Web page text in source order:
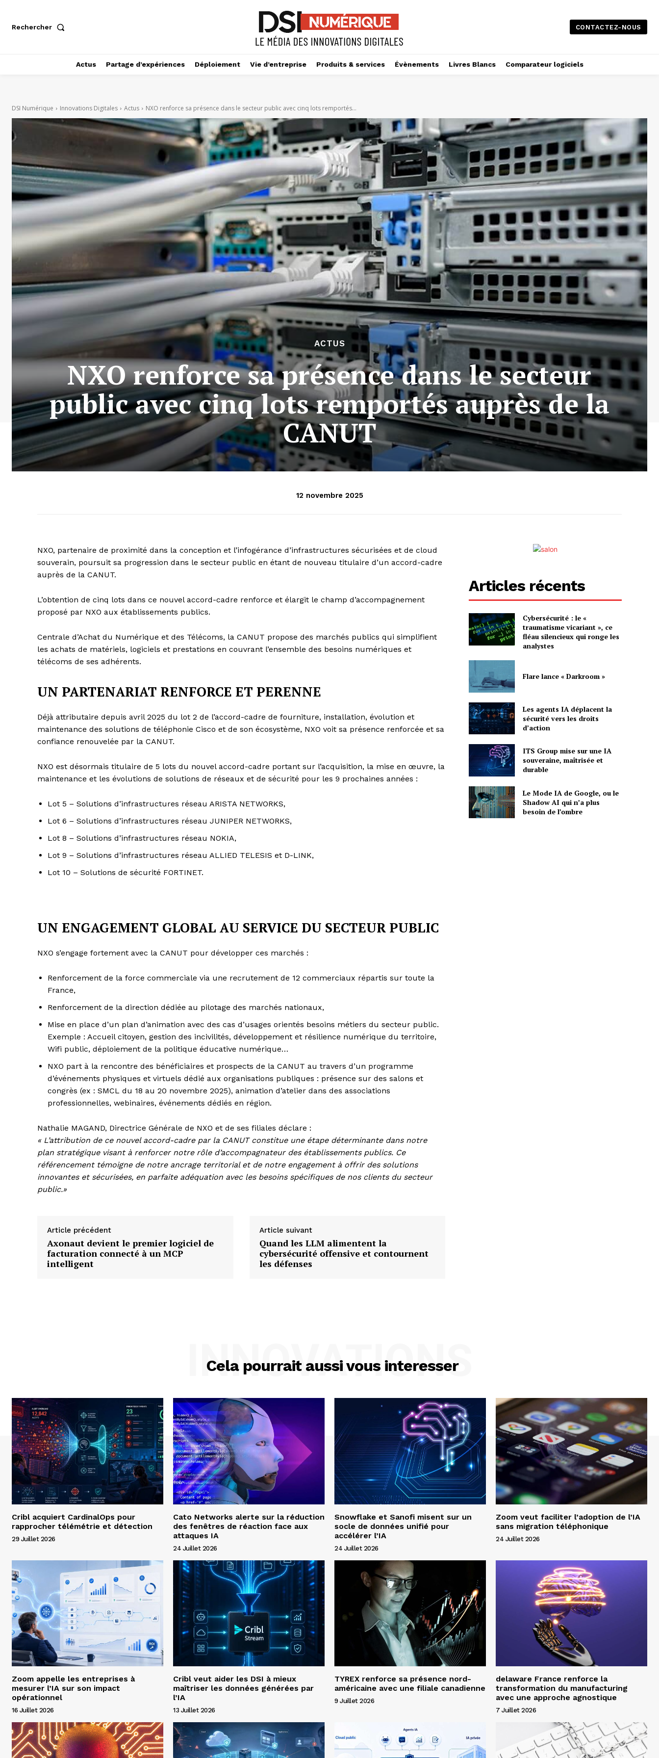
Rechercher CONTACTEZ-NOUS
Actus Partage d’expériences Déploiement Vie d’entreprise Produits & services Évènements Livres Blancs Comparateur logiciels
DSI Numérique Innovations Digitales Actus NXO renforce sa présence dans le secteur public avec cinq lots remportés...
ACTUS
NXO renforce sa présence dans le secteur
public avec cinq lots remportés auprès de la
CANUT
12 novembre 2025
NXO, partenaire de proximité dans la conception et l’infogérance d’infrastructures sécurisées et de cloud
souverain, poursuit sa progression dans le secteur public en étant de nouveau titulaire d’un accord-cadre
auprès de la CANUT.
L’obtention de cinq lots dans ce nouvel accord-cadre renforce et élargit le champ d’accompagnement
proposé par NXO aux établissements publics.
Centrale d’Achat du Numérique et des Télécoms, la CANUT propose des marchés publics qui simplifient
les achats de matériels, logiciels et prestations en couvrant l’ensemble des besoins numériques et
télécoms de ses adhérents.
UN PARTENARIAT RENFORCE ET PERENNE
Déjà attributaire depuis avril 2025 du lot 2 de l’accord-cadre de fourniture, installation, évolution et
maintenance des solutions de téléphonie Cisco et de son écosystème, NXO voit sa présence renforcée et sa
confiance renouvelée par la CANUT.
NXO est désormais titulaire de 5 lots du nouvel accord-cadre portant sur l’acquisition, la mise en œuvre, la
maintenance et les évolutions de solutions de réseaux et de sécurité pour les 9 prochaines années :
Lot 5 – Solutions d’infrastructures réseau ARISTA NETWORKS,
Lot 6 – Solutions d’infrastructures réseau JUNIPER NETWORKS,
Lot 8 – Solutions d’infrastructures réseau NOKIA,
Lot 9 – Solutions d’infrastructures réseau ALLIED TELESIS et D-LINK,
Lot 10 – Solutions de sécurité FORTINET.
UN ENGAGEMENT GLOBAL AU SERVICE DU SECTEUR PUBLIC
NXO s’engage fortement avec la CANUT pour développer ces marchés :
Renforcement de la force commerciale via une recrutement de 12 commerciaux répartis sur toute la
France,
Renforcement de la direction dédiée au pilotage des marchés nationaux,
Mise en place d’un plan d’animation avec des cas d’usages orientés besoins métiers du secteur public.
Exemple : Accueil citoyen, gestion des incivilités, développement et résilience numérique du territoire,
Wifi public, déploiement de la politique éducative numérique…
NXO part à la rencontre des bénéficiaires et prospects de la CANUT au travers d’un programme
d’événements physiques et virtuels dédié aux organisations publiques : présence sur des salons et
congrès (ex : SMCL du 18 au 20 novembre 2025), animation d’atelier dans des associations
professionnelles, webinaires, événements dédiés en région.
Nathalie MAGAND, Directrice Générale de NXO et de ses filiales déclare :
« L’attribution de ce nouvel accord-cadre par la CANUT constitue une étape déterminante dans notre
plan stratégique visant à renforcer notre rôle d’accompagnateur des établissements publics. Ce
référencement témoigne de notre ancrage territorial et de notre engagement à offrir des solutions
innovantes et sécurisées, en parfaite adéquation avec les besoins spécifiques de nos clients du secteur
public.»
Article précédent
Axonaut devient le premier logiciel de
facturation connecté à un MCP
intelligent
Article suivant
Quand les LLM alimentent la
cybersécurité offensive et contournent
les défenses
Articles récents
Cybersécurité : le «
traumatisme vicariant », ce
fléau silencieux qui ronge les
analystes
Flare lance « Darkroom »
Les agents IA déplacent la
sécurité vers les droits
d’action
ITS Group mise sur une IA
souveraine, maîtrisée et
durable
Le Mode IA de Google, ou le
Shadow AI qui n’a plus
besoin de l’ombre
Cela pourrait aussi vous interesser
INNOVATIONS
Cribl acquiert CardinalOps pour
rapprocher télémétrie et détection
29 Juillet 2026
Cato Networks alerte sur la réduction
des fenêtres de réaction face aux
attaques IA
24 Juillet 2026
Snowflake et Sanofi misent sur un
socle de données unifié pour
accélérer l’IA
24 Juillet 2026
Zoom veut faciliter l’adoption de l’IA
sans migration téléphonique
24 Juillet 2026
Zoom appelle les entreprises à
mesurer l’IA sur son impact
opérationnel
16 Juillet 2026
Cribl veut aider les DSI à mieux
maîtriser les données générées par
l’IA
13 Juillet 2026
TYREX renforce sa présence nord-
américaine avec une filiale canadienne
9 Juillet 2026
delaware France renforce la
transformation du manufacturing
avec une approche agnostique
7 Juillet 2026